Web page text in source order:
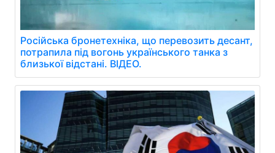
Російська бронетехніка, що перевозить десант,
потрапила під вогонь українського танка з
близької відстані. ВІДЕО.